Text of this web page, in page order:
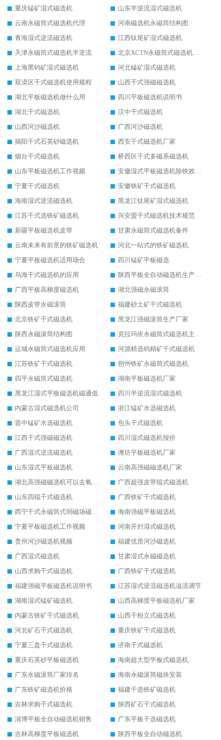
重庆锰矿湿式磁选机
山东半逆流湿式磁选机
云南永磁筒式磁选机代理
河南磁选机永磁筒结构图
青海湿式逆流磁选机
江西钛尾矿湿式磁选机
天津永磁筒式磁选机半逆流
北京XCTN永磁筒式磁选机磁块位置
上海黑钨矿湿式磁选机
河北锰矿湿式磁选机
双滦区干式磁选机使用规程
山西干式强磁磁选机
湖北平板磁选机做什么用
四川平板磁选机说明书
湖北干式磁选机
汉中干式磁选机
山西河沙磁选机
广西河沙磁选机
揭阳干式石英砂磁选机
西安干式磁选机厂家
烟台干式磁选机
桥西区干式多磁系磁选机
山东平板磁选机工作视频
安徽湿式平板磁选机除铁效果怎么样
宁夏干式磁选机
安徽铁矿干式磁选机
海南湿式逆流磁选机
黑龙江钛尾矿湿式磁选机
江苏干式选铁矿磁选机
兴安盟干式磁选机技术规范
新疆平板磁选机皮带
甘肃永磁筒式磁选机备件
云南未来有前景的铁矿磁选机
河北一站式的铁矿磁选机
宁夏平板磁选机适用场合
四川锰矿平板磁选
乌海干式磁选机的应用
陕西平板全自动磁选机生产厂家
广西平板高梯度磁选机
湖北强磁永磁滚筒
陕西皮带永磁滚筒
福建砂土矿干式磁选机
北京铁矿干式磁选机
黑龙江强磁滚筒生产厂家
陕西永磁滚筒结构图
克拉玛依永磁筒式磁选机主要技术参数
运城永磁筒式磁选机应用
河源精选钨精矿干式磁选机
江苏铁矿干式磁选机
朔州铁矿永磁筒式磁选机
四平永磁筒式磁选机
湖南平板磁选机厂家
黑龙江湿式平板磁选机磁通低
四川半逆流湿式磁选机
内蒙古湿式磁选机公司
浙江锰矿水选磁选机
晋中锰矿水选磁选机
包头干式磁选机
江西干式强磁磁选机
四川湿式磁选机报价
广西湿式逆流磁选机
潍坊平板磁选机厂家
山东湿式平板磁选机
云南高强磁磁选机厂家
湖北高强磁磁选机可以去氧化铝
广西超强皮带辊式磁选机
山东四辊干式磁选机
广西铁矿干式磁选机
西宁干式永磁筒式弱磁场磁选机结构图
海南强磁平板磁选机
宁夏平板磁选机工作视频
河南开封湿式磁选机
贵州河沙磁选机视频
福建优质河沙磁选机
广西湿式磁选机
甘肃湿式永磁磁选机
山西求购干式磁选机
广西铁矿干式磁选机
福建强磁平板磁选机说明书
江苏湿式逆流磁选机溢流调节
湖南湿式锰矿磁选机
山西高梯度平板磁选机厂家
内蒙古铁矿干式磁选机
山西干粉立式磁选机
河北矿石干式磁选机
重庆铁矿干式磁选机
宁夏三盘干式磁选机
济南干式磁选机
重庆石英砂平板磁选机
海南超大型平板式磁选机
广东永磁滚筒厂家排名
海南永磁滚筒磁块安装
广东铁矿磁选机价格
福建干选铁矿磁选机
吉林求购干式磁选机
陕西矿石干式磁选机
淄博平板全自动磁选机销售
广东平板干选磁选机
吉林高梯度平板磁选机
陕西平板全自动磁选机